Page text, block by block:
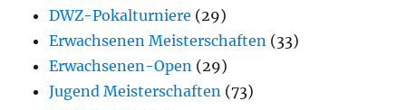
DWZ-Pokalturniere (29)
Erwachsenen Meisterschaften (33)
Erwachsenen-Open (29)
Jugend Meisterschaften (73)